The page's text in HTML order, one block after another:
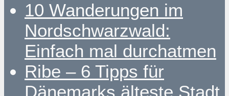
10 Wanderungen im
Nordschwarzwald:
Einfach mal durchatmen
Ribe – 6 Tipps für
Dänemarks älteste Stadt